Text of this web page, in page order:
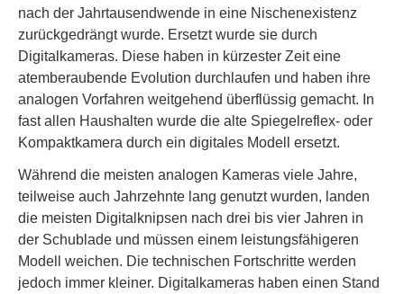
nach der Jahrtausendwende in eine Nischenexistenz
zurückgedrängt wurde. Ersetzt wurde sie durch
Digitalkameras. Diese haben in kürzester Zeit eine
atemberaubende Evolution durchlaufen und haben ihre
analogen Vorfahren weitgehend überflüssig gemacht. In
fast allen Haushalten wurde die alte Spiegelreflex- oder
Kompaktkamera durch ein digitales Modell ersetzt.
Während die meisten analogen Kameras viele Jahre,
teilweise auch Jahrzehnte lang genutzt wurden, landen
die meisten Digitalknipsen nach drei bis vier Jahren in
der Schublade und müssen einem leistungsfähigeren
Modell weichen. Die technischen Fortschritte werden
jedoch immer kleiner. Digitalkameras haben einen Stand